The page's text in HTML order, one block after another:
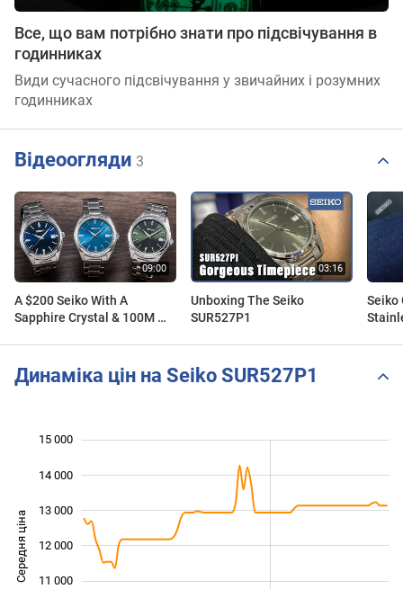
Все, що вам потрібно знати про підсвічування в
годинниках
Види сучасного підсвічування у звичайних і розумних
годинниках
Відеоогляди 3
A $200 Seiko With A
Sapphire Crystal & 100M WR
Unboxing The Seiko
SUR527P1
Seiko
Динаміка цін на Seiko SUR527P1
Середня ціна 10 000
11 000
12 000
13 000
14 000
15 000